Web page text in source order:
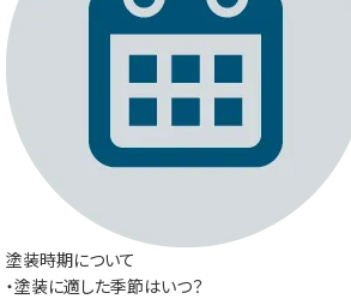
塗装時期について
・塗装に適した季節はいつ？